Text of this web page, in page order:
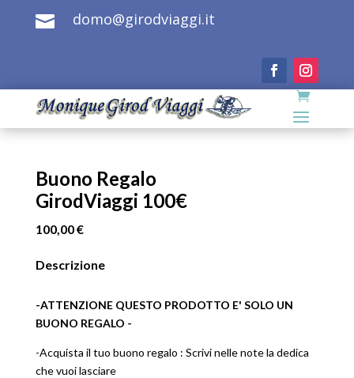
 domo@girodviaggi.it
Buono Regalo
GirodViaggi 100€
100,00€
Descrizione
-ATTENZIONE QUESTO PRODOTTO E' SOLO UN
BUONO REGALO -
-Acquista il tuo buono regalo : Scrivi nelle note la dedica
che vuoi lasciare